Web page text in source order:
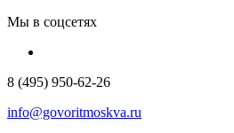
Мы в соцсетях
8 (495) 950-62-26
info@govoritmoskva.ru